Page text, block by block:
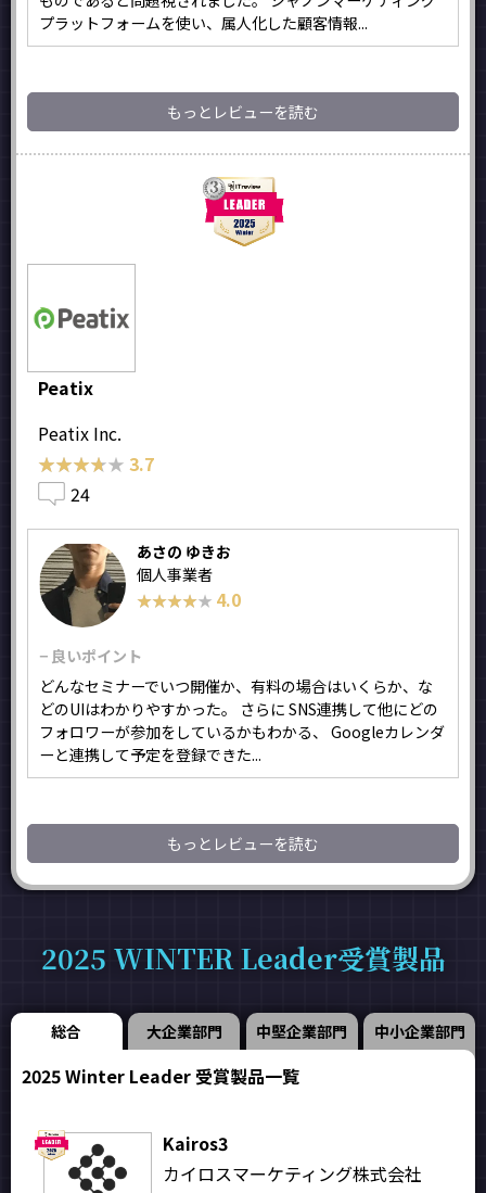
プラットフォームを使い、属人化した顧客情報...
もっとレビューを読む
Peatix
Peatix Inc.
★★★★★
★★★★★ 3.7
24
あさの ゆきお
個人事業者
★★★★★
★★★★★ 4.0
− 良いポイント
どんなセミナーでいつ開催か、有料の場合はいくらか、な
どのUIはわかりやすかった。 さらに SNS連携して他にどの
フォロワーが参加をしているかもわかる、 Googleカレンダ
ーと連携して予定を登録できた...
もっとレビューを読む
2025 WINTER Leader受賞製品
総合 大企業部門 中堅企業部門 中小企業部門
2025 Winter Leader 受賞製品一覧
Kairos3
カイロスマーケティング株式会社